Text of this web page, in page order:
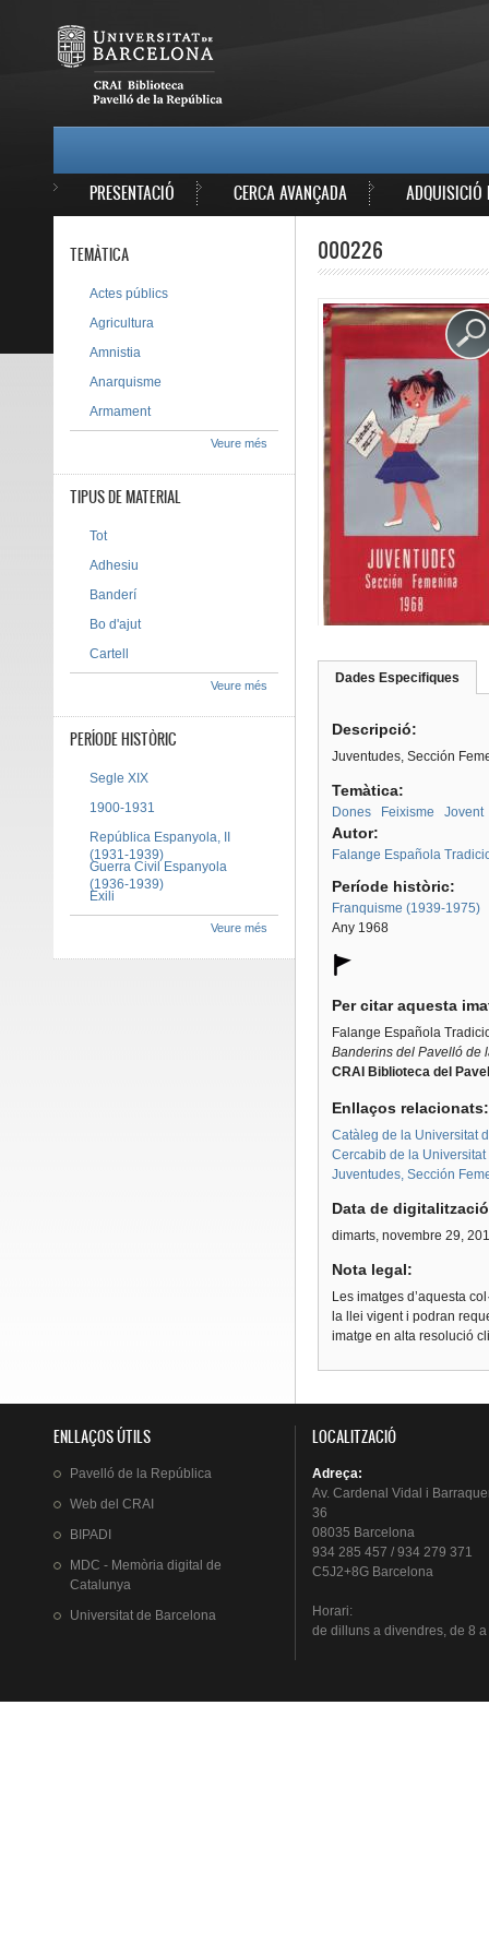
PRESENTACIÓ CERCA AVANÇADA ADQUISICIÓ
000226
Dades Especifiques
Descripció:
Juventudes, Sección
Temàtica:
Dones Feixisme Jovent
Autor:
Falange Española
Període històric:
Franquisme (1939-1975)
Any 1968
Per citar aquesta
Falange Española
Banderins del Pavelló de
CRAI Biblioteca del
Enllaços
Catàleg de la Universitat
Cercabib de la
Juventudes, Sección
Data de
dimarts, novembre 29,
Nota legal:
Les imatges d’aquesta
la llei vigent i podran
imatge en alta resolució
TEMÀTICA
Actes públics
Agricultura
Amnistia
Anarquisme
Armament
Veure més
TIPUS DE MATERIAL
Tot
Adhesiu
Banderí
Bo d'ajut
Cartell
Veure més
PERÍODE HISTÒRIC
Segle XIX
1900-1931
República Espanyola, II
(1931-1939)
Guerra Civil Espanyola
(1936-1939)
Exili
Veure més
ENLLAÇOS ÚTILS
Pavelló de la República
Web del CRAI
BIPADI
MDC - Memòria digital de
Catalunya
Universitat de Barcelona
LOCALITZACIÓ
Adreça:
Av. Cardenal Vidal i
36
08035 Barcelona
934 285 457 / 934 279 371
C5J2+8G Barcelona
Horari:
de dillunsa divendres, de 8